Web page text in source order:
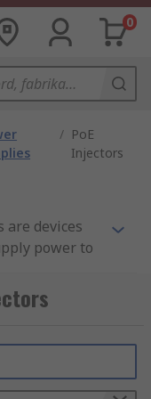
0
/ PoE
Injectors
are devices
power to
to be
access
devices.